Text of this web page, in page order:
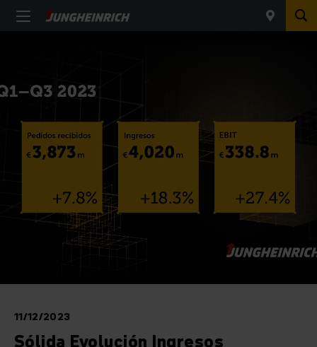
11/12/2023
Sólida Evolución Ingresos